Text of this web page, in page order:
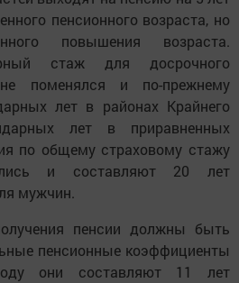
пенсионного возраста, но
повышения возраста.
стаж для досрочного
поменялся и по-прежнему
лет в районах Крайнего
лет в приравненных
по общему страховому стажу
и составляют 20 лет
мужчин.
пенсии должны быть
пенсионные коэффициенты
они составляют 11 лет